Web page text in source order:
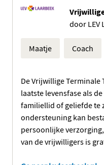
door LEV
Maatje Coach
De Vrijwillige
laatste levensfase als
familiellid of geliefde te
ondersteuning kan
persoonlijke
van de vrijwilligers is